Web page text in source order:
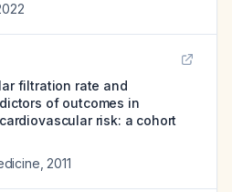
filtration rate and
of outcomes in
risk: a cohort
2011